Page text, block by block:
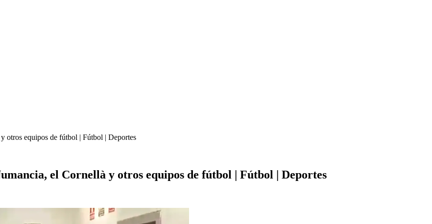
otros equipos de fútbol | Fútbol | Deportes
el Cornellà y otros equipos de fútbol | Fútbol | Deportes